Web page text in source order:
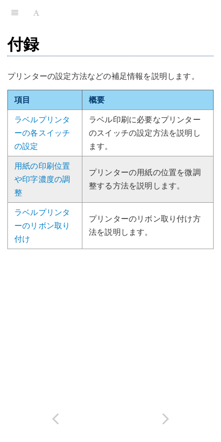
付録
プリンターの設定方法などの補足情報を説明します。
項目 概要
ラベルプリンタ
ーの各スイッチ
の設定
ラベル印刷に必要なプリンター
のスイッチの設定方法を説明し
ます。
用紙の印刷位置
や印字濃度の調
整
プリンターの用紙の位置を微調
整する方法を説明します。
ラベルプリンタ
ーのリボン取り
付け
プリンターのリボン取り付け方
法を説明します。